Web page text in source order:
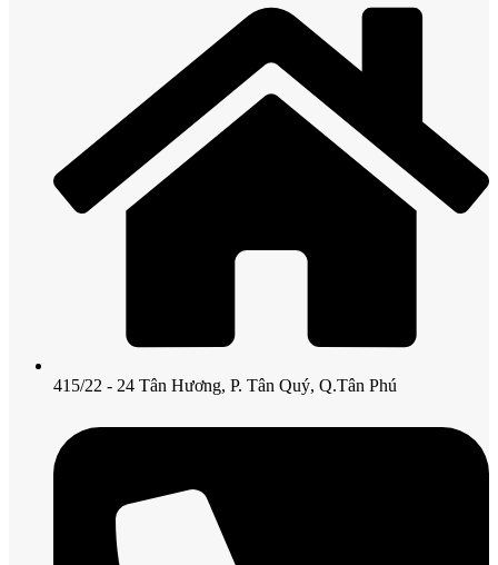
415/22 - 24 Tân Hương, P. Tân Quý, Q.Tân Phú